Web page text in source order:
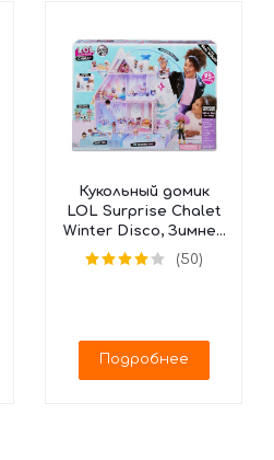
Кукольный домик
LOL Surprise Chalet
Winter Disco, Зимнее
Шале, 562207
(50)
Подробнее